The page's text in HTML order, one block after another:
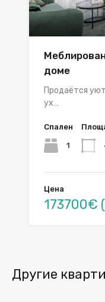
доме
Продаётся
ух…
Спален
1
Цена
173700€
Другие